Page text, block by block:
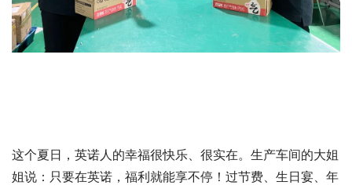
这个夏日，英诺人的幸福很快乐、很实在。生产车间的大姐
姐说：只要在英诺，福利就能享不停！过节费、生日宴、年